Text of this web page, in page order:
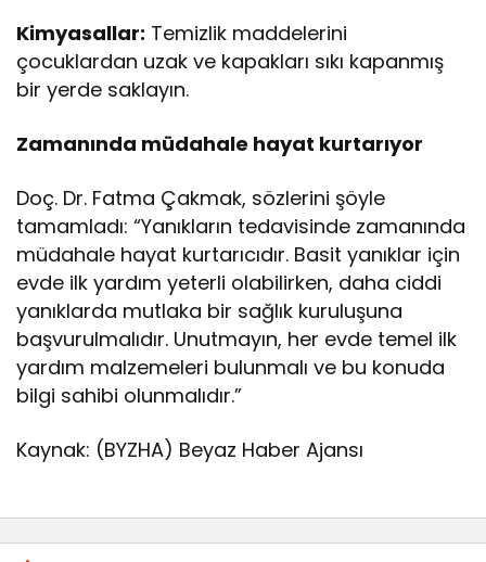
Kimyasallar: Temizlik maddelerini
çocuklardan uzak ve kapakları sıkı kapanmış
bir yerde saklayın.
Zamanında müdahale hayat kurtarıyor
Doç. Dr. Fatma Çakmak, sözlerini şöyle
tamamladı: “Yanıkların tedavisinde zamanında
müdahale hayat kurtarıcıdır. Basit yanıklar için
evde ilk yardım yeterli olabilirken, daha ciddi
yanıklarda mutlaka bir sağlık kuruluşuna
başvurulmalıdır. Unutmayın, her evde temel ilk
yardım malzemeleri bulunmalı ve bu konuda
bilgi sahibi olunmalıdır.”
Kaynak: (BYZHA) Beyaz Haber Ajansı